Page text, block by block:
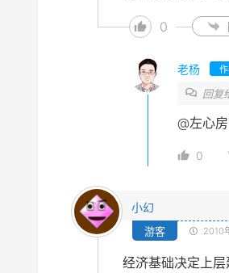
0
老杨
回复
@左心
0
小幻
游客 2010
经济基础决定上